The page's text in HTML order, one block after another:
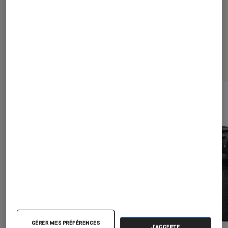
GÉRER MES PRÉFÉRENCES